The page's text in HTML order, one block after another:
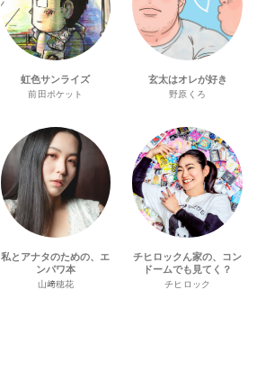
虹色サンライズ
前田ポケット
玄太はオレが好き
野原くろ
私とアナタのための、エ
ンパワ本
山﨑穂花
チヒロックん家の、コン
ドームでも見てく？
チヒロック